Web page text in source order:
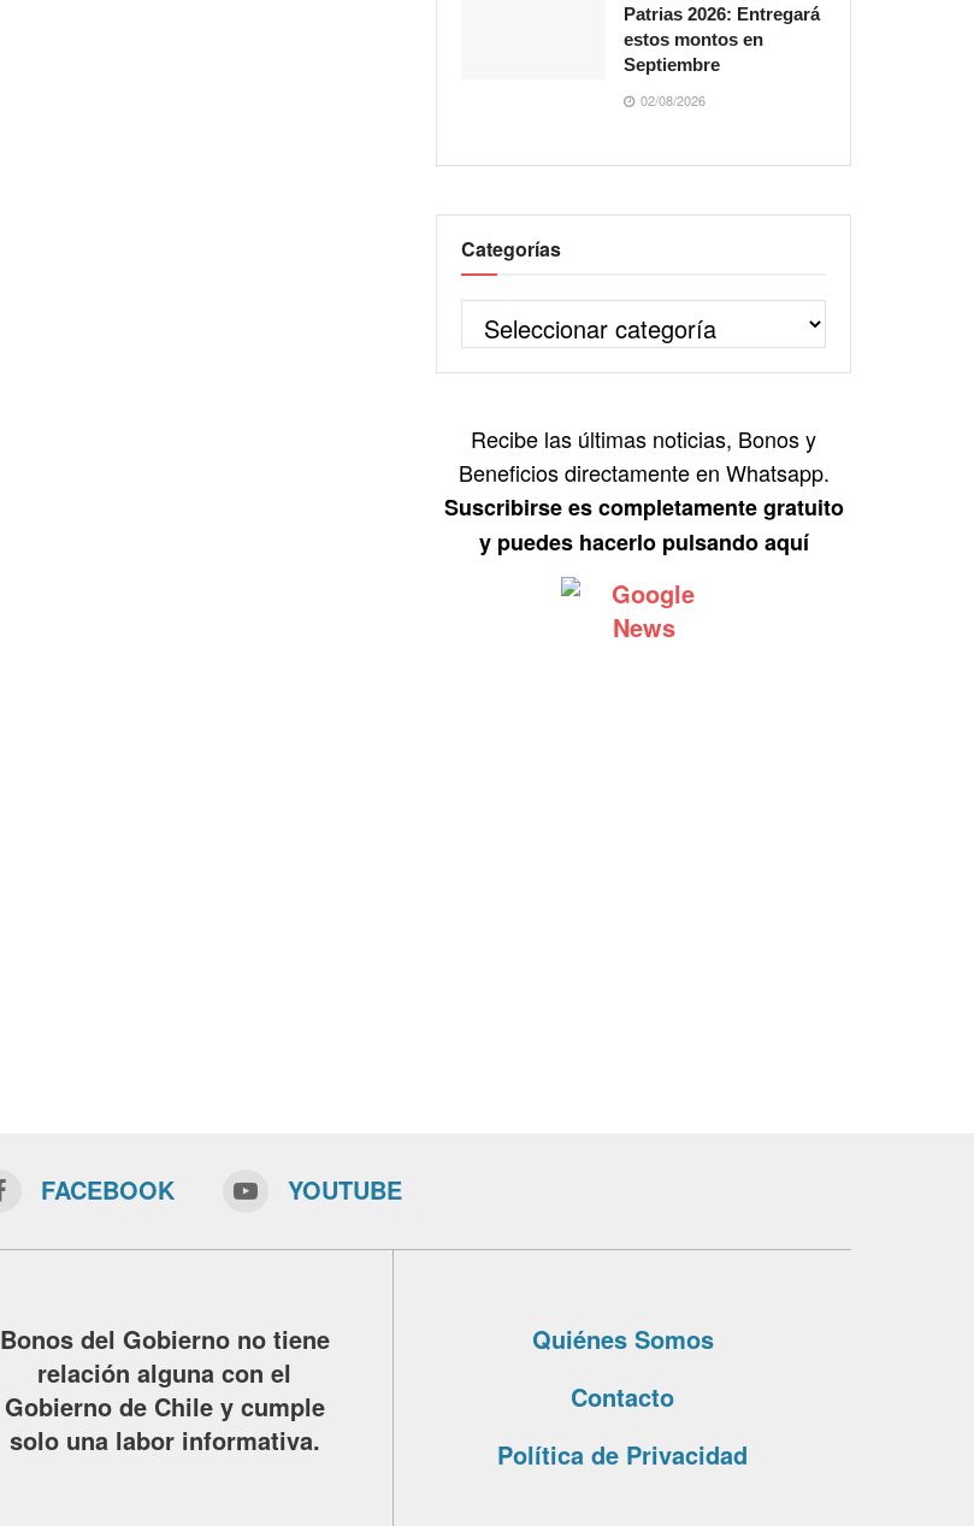
Patrias 2026: Entregará
estos montos en
Septiembre
02/08/2026
Categorías
Recibe las últimas noticias, Bonos y
Beneficios directamente en Whatsapp.
Suscribirse es completamente gratuito
y puedes hacerlo pulsando aquí
FACEBOOK YOUTUBE
Bonos del Gobierno no tiene
relación alguna con el
Gobierno de Chile y cumple
solo una labor informativa.
Quiénes Somos
Contacto
Política de Privacidad